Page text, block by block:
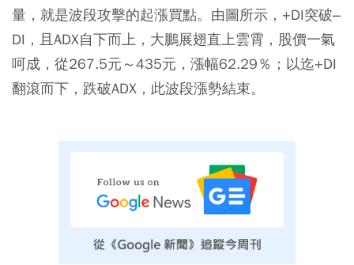
量，就是波段攻擊的起漲買點。由圖所示，+DI突破–
DI，且ADX自下而上，大鵬展翅直上雲霄，股價一氣
呵成，從267.5元～435元，漲幅62.29％；以迄+DI
翻滾而下，跌破ADX，此波段漲勢結束。